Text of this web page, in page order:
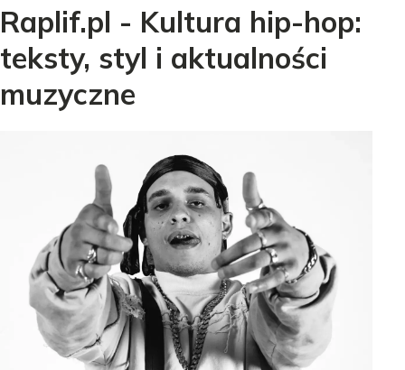
Raplif.pl - Kultura hip-hop:
teksty, styl i aktualności
muzyczne